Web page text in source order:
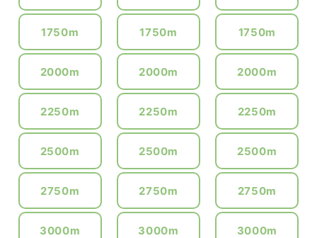
1750m
2000m
2250m
2500m
2750m
3000m
1750m
2000m
2250m
2500m
2750m
3000m
1750m
2000m
2250m
2500m
2750m
3000m